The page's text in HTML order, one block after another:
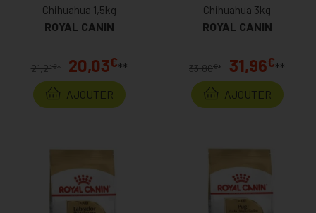
Chihuahua 1,5kg
ROYAL CANIN
21,21€ * 20,03€**
AJOUTER
Chihuahua 3kg
ROYAL CANIN
33,86€* 31,96€**
AJOUTER